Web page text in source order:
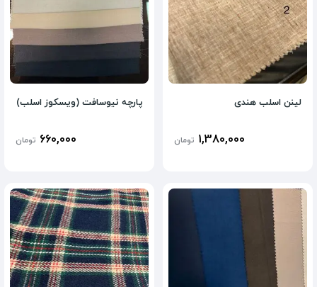
لینن اسلب هندی
1,380,000 تومان
پارچه نیوسافت (ویسکوز اسلب)
660,000 تومان